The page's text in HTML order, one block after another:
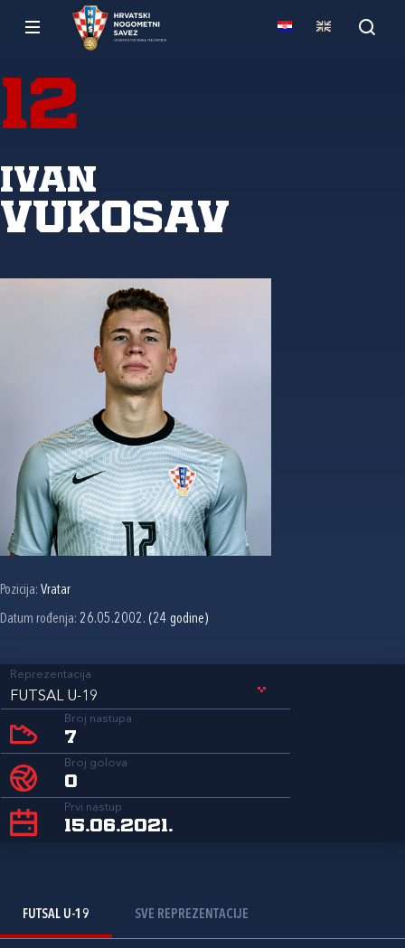
12
Ivan
Vukosav
Pozicija: Vratar
Datum rođenja: 26.05.2002. (24 godine)
Reprezentacija
FUTSAL U-19
Broj nastupa
7
Broj golova
0
Prvi nastup
15.06.2021.
FUTSAL U-19 SVE REPREZENTACIJE